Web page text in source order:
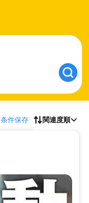
条件保存 関連度順